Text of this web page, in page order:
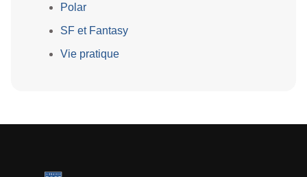
Polar
SF et Fantasy
Vie pratique